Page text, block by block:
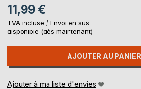
11,99 €
TVA incluse / Envoi en sus
disponible (dès maintenant)
AJOUTER AU PANIER
Ajouter à ma liste d'envies